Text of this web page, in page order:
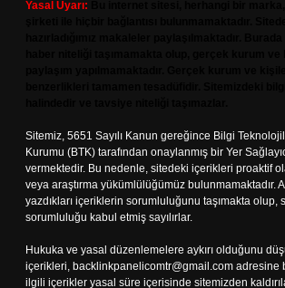
Yasal Uyarı:
Sitemiz, 5651 Sayılı Kanun gereğince Bilgi
Kurumu (BTK) tarafından onaylanmış bir Yer
vermektedir. Bu nedenle, sitedeki içerikleri proaktif
veya araştırma yükümlülüğümüz bulunmamaktadır.
yazdıkları içeriklerin sorumluluğunu taşımakta olup,
sorumluluğu kabul etmiş sayılırlar.
Hukuka ve yasal düzenlemelere aykırı olduğunu
içerikleri, backlinkpanelicomtr@gmail.com adresine
ilgili içerikler yasal süre içerisinde sitemizden